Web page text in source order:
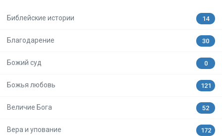
Библейские истории 14
Благодарение 30
Божий суд 0
Божья любовь 121
Величие Бога 52
Вера и упование 172